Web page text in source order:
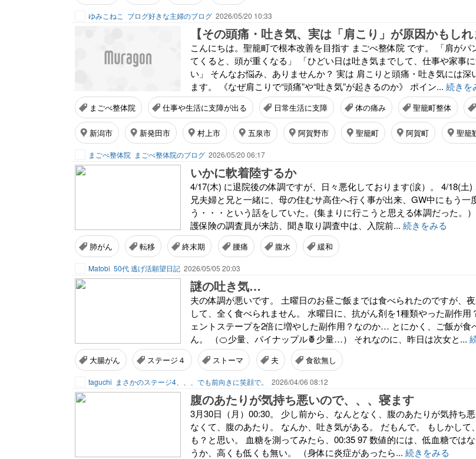
ゆみこねこ ブログ好きな主婦のブログ 2026/05/20 10:33
【その頭痛・吐き気、実は「肩こり」が原因かもしれ
こんにちは。聖籠町で根本改善を目指す まごべ整体院 です。 「肩がパ
てくると、頭が重くなる」 「ひどい日は吐き気までして、仕事や家事
い」 そんなお悩み、ありませんか？ 実は 肩こりと頭痛・吐き気には深
ます。 《なぜ肩こりで“頭痛”や“吐き気”が起きるのか》 ポイン... 続きを
まごべ整体院 仕事や生活に支障が出る 日常生活に支障 体の痛み 聖籠町整体
新潟市 新発田市 村上市 五泉市 阿賀野市 聖籠町 阿賀町 聖籠
まごべ整体院 まごべ整体院のブログ 2026/05/20 06:17
いかに軟着陸するか
4/17(木) に退院後の体調ですが、日々悪化しております(涙）。 4/18(土)
兄夫婦と兄と一緒に、母の住むサ高住へ行く事が出来、GW中にもう一
う・・・という話をしていた。(集まりに行こうと思える体調だった。
護保険の調査員が来訪、聞き取り調査中は、入院前... 続きをみる
肺がん 転移 終末期 腰痛 腹水 緩和
Matobi 50代 逃げ活願望日記 2026/05/05 20:03
謎の吐き気…
夫の体調が悪いです。 土曜日のお昼ご飯までは食べられたのですが、
して、全く食べられません。 水曜日に、抗がん剤を1種類やった副作用
ェントステープを2倍に増やした副作用？なのか… とにかく、ご飯が食
ん。 （🍊少量、パイナップル🍍少量…） それなのに、昨日は次女と...
大腸がん ステージ４ ストーマ 夫 食欲無し
taguchi まさかのステージ4、、、でも前向きに笑顔で。 2026/04/06 08:12
腹のあたりが気持ち悪いので、、、寝ます
3月30日（月）00:30。 少し前から、なんとなく、腹のあたりが気持ち
なくて、腹のあたり。 なんか、吐き気がある。 だもんで。 もしかして
も？と思い。 血糖を測ってみたら、00:35 97 数値的には、低血糖では
うか、高くも低くも無い。 （身体に炎症があったら... 続きをみる